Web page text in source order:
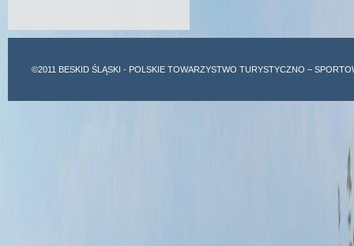
©2011 BESKID ŚLĄSKI - POLSKIE TOWARZYSTWO TURYSTYCZNO –